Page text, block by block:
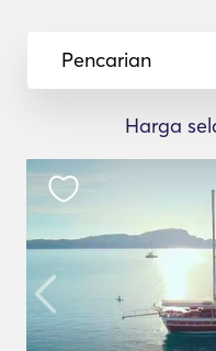
Pencarian
Harga